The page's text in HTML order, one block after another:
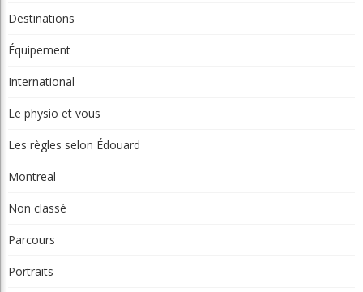
International
Le physio et vous
Les règles selon Édouard
Montreal
Non classé
Parcours
Portraits
Potinage
Québec